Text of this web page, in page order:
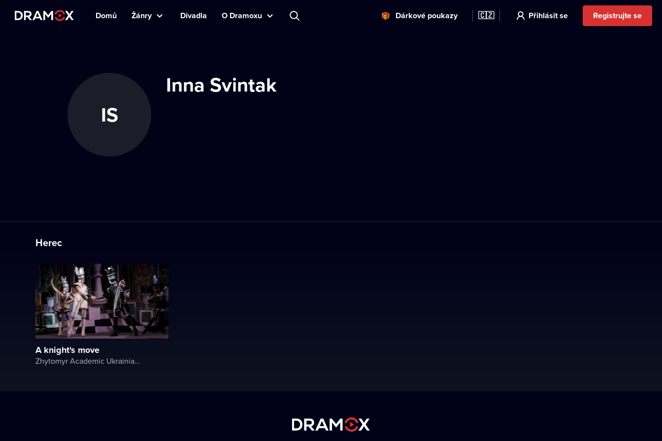
Domů Žánry Divadla O Dramoxu Dárkové poukazy 🇨🇿 Přihlásit se Registrujte se
IS
Inna Svintak
Herec
A knight's move
Zhytomyr Academic Ukrainian Music and Drama Theater named after I. Kocherga